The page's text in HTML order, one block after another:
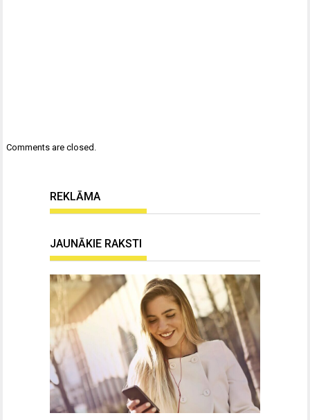
Comments are closed.
REKLĀMA
JAUNĀKIE RAKSTI